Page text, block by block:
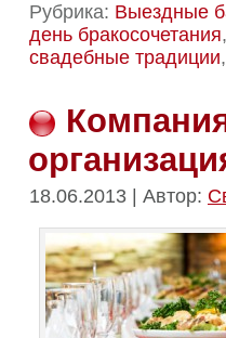
Рубрика: Выездные
день бракосочетания
свадебные традиции
18.06.2013 | Автор: